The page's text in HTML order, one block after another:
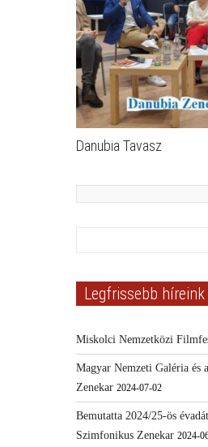
Danubia Tavasz
Legfrissebb híreink
Miskolci Nemzetközi
Magyar Nemzeti Galéria és
Zenekar 2024-07-02
Bemutatta 2024/25-ös
Szimfonikus Zenekar 2024-